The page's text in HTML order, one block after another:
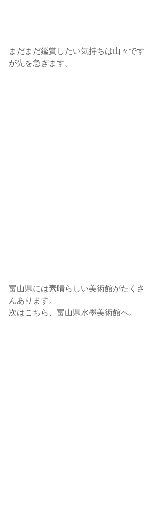
まだまだ鑑賞したい気持ちは山々です
が先を急ぎます。
富山県には素晴らしい美術館がたくさ
んあります。
次はこちら、富山県水墨美術館へ。